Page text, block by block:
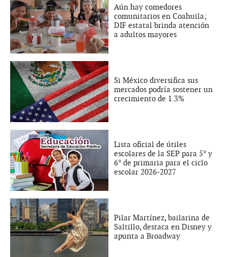
Aún hay comedores
comunitarios en Coahuila;
DIF estatal brinda atención
a adultos mayores
Si México diversifica sus
mercados podría sostener un
crecimiento de 1.3%
Lista oficial de útiles
escolares de la SEP para 5° y
6° de primaria para el ciclo
escolar 2026-2027
Pilar Martínez, bailarina de
Saltillo, destaca en Disney y
apunta a Broadway